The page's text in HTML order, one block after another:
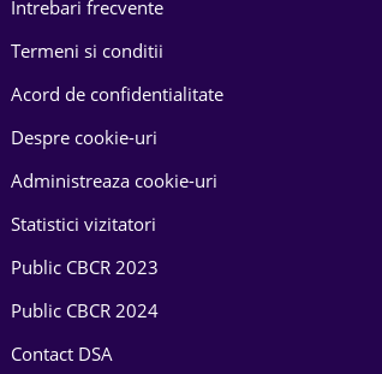
Intrebari frecvente
Termeni si conditii
Acord de confidentialitate
Despre cookie-uri
Administreaza cookie-uri
Statistici vizitatori
Public CBCR 2023
Public CBCR 2024
Contact DSA